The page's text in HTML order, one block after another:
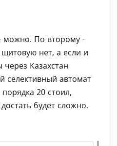
можно. По второму -
щитовую нет, а если и
Казахстан
селективный автомат
20 стоил,
будет сложно.